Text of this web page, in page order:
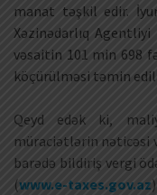
manat təşkil edir.
Xəzinədarlıq
vəsaitin 101 min 698
köçürülməsi təmin
Qeyd edək ki,
müraciətlərin nəticəsi
barədə bildiriş vergi
(www.e-taxes.gov.az